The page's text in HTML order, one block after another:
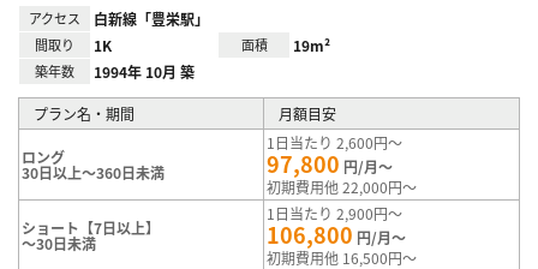
アクセス 白新線「豊栄駅」
間取り 1K 面積 19m²
築年数 1994年 10月 築
プラン名・期間 月額目安
ロング
30日以上～360日未満
1日当たり 2,600円～
97,800 円/月～
初期費用他 22,000円～
ショート【7日以上】
～30日未満
1日当たり 2,900円～
106,800 円/月～
初期費用他 16,500円～